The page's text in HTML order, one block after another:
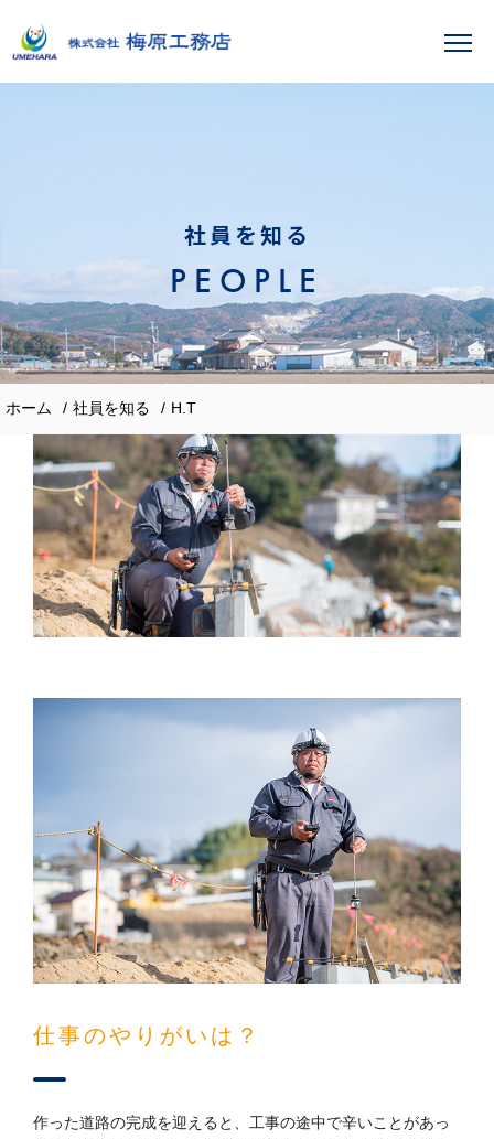
社員を知る
PEOPLE
ホーム 社員を知る H.T
仕事のやりがいは？
作った道路の完成を迎えると、工事の途中で辛いことがあっ